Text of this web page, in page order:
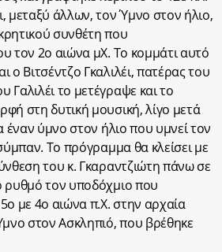
μεταξύ άλλων, τον Ύμνο στον ήλιο,
συνθέτη που
τον 2ο αιώνα μΧ. Το κομμάτι αυτό
ο Βιτσέντζο Γκαλιλέι, πατέρας του
Γαλιλέι το μετέγραψε και το
στη δυτική μουσική, λίγο μετά
έναν ύμνο στον ήλιο που υμνεί τον
Το πρόγραμμα θα κλείσει με
του κ. Γκαραντζιώτη πάνω σε
ρυθμό τον υποδόχμιο που
με 4ο αιώνα π.Χ. στην αρχαία
στον Ασκληπιό, που βρέθηκε